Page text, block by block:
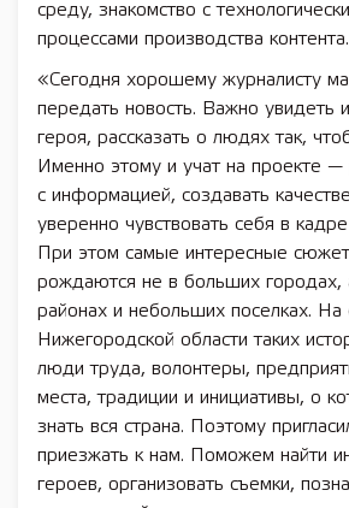
среду, знакомство с
процессами производства контента.
«Сегодня хорошему журналисту
передать новость. Важно увидеть
героя, рассказать о людях так,
Именно этому и учат на проекте —
с информацией, создавать
уверенно чувствовать себя в
При этом самые интересные
рождаются не в больших городах,
районах и небольших поселках. На
Нижегородской области таких
люди труда, волонтеры,
места, традиции и инициативы, о
знать вся страна. Поэтому
приезжать к нам. Поможем найти
героев, организовать съемки,